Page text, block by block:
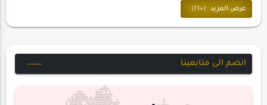
المسرح
انضم الى متابعينا